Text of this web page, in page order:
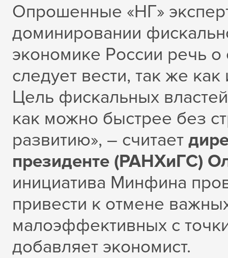
Опрошенные «НГ»
доминировании
экономике России речь
следует вести, так же
Цель фискальных
как можно быстрее без
развитию», – считает
президенте (РАНХиГС)
инициатива Минфина
привести к отмене
малоэффективных с
добавляет экономист.